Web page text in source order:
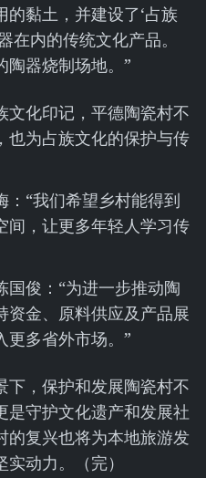
黏土，并建设了‘占族
在内的传统文化产品。
陶器烧制场地。”
文化印记，平德陶瓷村不
也为占族文化的保护与传
“我们希望乡村能得到
间，让更多年轻人学习传
俊：“为进一步推动陶
资金、原料供应及产品展
更多省外市场。”
下，保护和发展陶瓷村不
是守护文化遗产和发展社
的复兴也将为本地旅游发
动力。（完）